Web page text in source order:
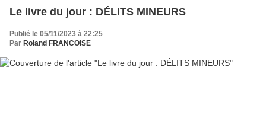
Le livre du jour : DÉLITS MINEURS
Publié le 05/11/2023 à 22:25
Par Roland FRANCOISE